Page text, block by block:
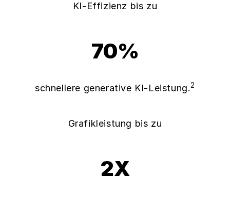
KI-Effizienz bis zu
70%
schnellere generative KI-Leistung.2
Grafikleistung bis zu
2X